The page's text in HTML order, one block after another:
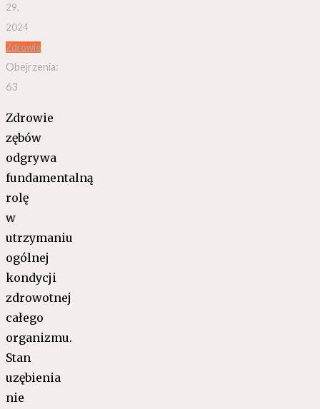
29,
2024
Zdrowie
Obejrzenia:
63
Zdrowie
zębów
odgrywa
fundamentalną
rolę
w
utrzymaniu
ogólnej
kondycji
zdrowotnej
całego
organizmu.
Stan
uzębienia
nie